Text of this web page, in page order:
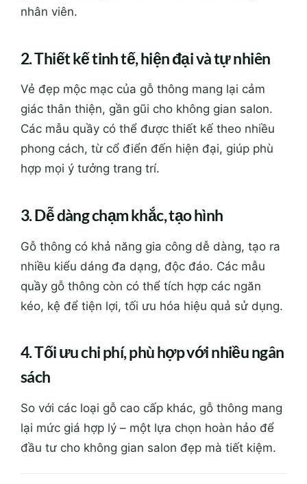
nhân viên.
2. Thiết kế tinh tế, hiện đại và tự nhiên
Vẻ đẹp mộc mạc của gỗ thông mang lại cảm
giác thân thiện, gần gũi cho không gian salon.
Các mẫu quầy có thể được thiết kế theo nhiều
phong cách, từ cổ điển đến hiện đại, giúp phù
hợp mọi ý tưởng trang trí.
3. Dễ dàng chạm khắc, tạo hình
Gỗ thông có khả năng gia công dễ dàng, tạo ra
nhiều kiểu dáng đa dạng, độc đáo. Các mẫu
quầy gỗ thông còn có thể tích hợp các ngăn
kéo, kệ để tiện lợi, tối ưu hóa hiệu quả sử dụng.
4. Tối ưu chi phí, phù hợp với nhiều ngân
sách
So với các loại gỗ cao cấp khác, gỗ thông mang
lại mức giá hợp lý – một lựa chọn hoàn hảo để
đầu tư cho không gian salon đẹp mà tiết kiệm.